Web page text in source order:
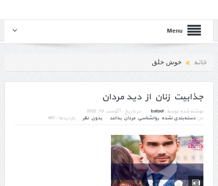
Menu
خانه خوش خلق
جذابیت زنان از دید مردان
نوشته شده توسط : batool در تاریخ :آگوست 13, 2022
در : دسته‌بندی نشده, روانشناسی,مردان بدانند بدون نظر بازدیدها : 481